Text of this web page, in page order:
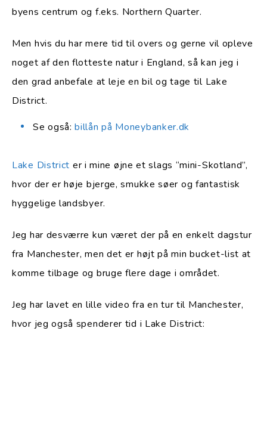
byens centrum og f.eks. Northern Quarter.
Men hvis du har mere tid til overs og gerne vil opleve
noget af den flotteste natur i England, så kan jeg i
den grad anbefale at leje en bil og tage til Lake
District.
Se også:billån på Moneybanker.dk
Lake District er i mine øjne et slags “mini-Skotland”,
hvor der er høje bjerge, smukke søer og fantastisk
hyggelige landsbyer.
Jeg har desværre kun været der på en enkelt dagstur
fra Manchester, men det er højt på min bucket-list at
komme tilbage og bruge flere dage i området.
Jeg har lavet en lille video fra en tur til Manchester,
hvor jeg også spenderer tid i Lake District: